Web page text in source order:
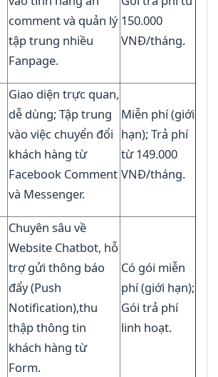
comment và quản lý
tập trung nhiều
Fanpage.
150.000
VNĐ/tháng.
Giao diện trực quan,
dễ dùng; Tập trung
vào việc chuyển đổi
khách hàng từ
Facebook Comment
và Messenger.
Miễn phí (giới
hạn); Trả phí
từ 149.000
VNĐ/tháng.
Chuyên sâu về
Website Chatbot, hỗ
trợ gửi thông báo
đẩy (Push
Notification),thu
thập thông tin
khách hàng từ
Form.
Có gói miễn
phí (giới hạn);
Gói trả phí
linh hoạt.